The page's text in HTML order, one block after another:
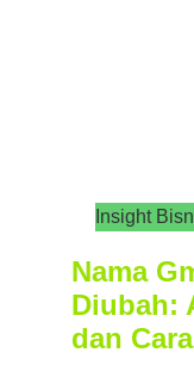
Insight
Nama
Diubah:
dan